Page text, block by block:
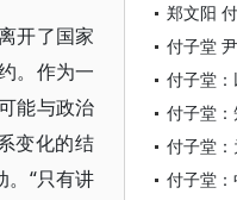
开了国家
。作为一
能与政治
变化的结
。“只有讲